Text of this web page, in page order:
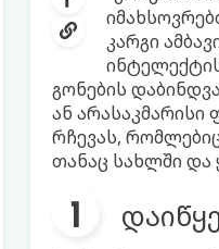
კარგი
გონების
ან არასაკმარისი
რჩევას,
თანაც სახლში და